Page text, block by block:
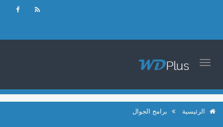
TOGGLE
الرئيسية برامج الجوال